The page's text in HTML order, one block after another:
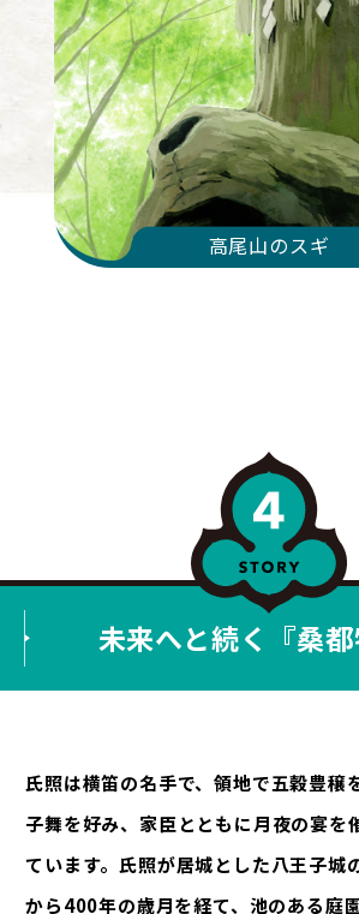
高尾山のスギ
未来へと続く『桑都
氏照は横笛の名手で、領地で五穀豊穣
子舞を好み、家臣とともに月夜の宴を
ています。氏照が居城とした八王子城
から400年の歳月を経て、池のある庭